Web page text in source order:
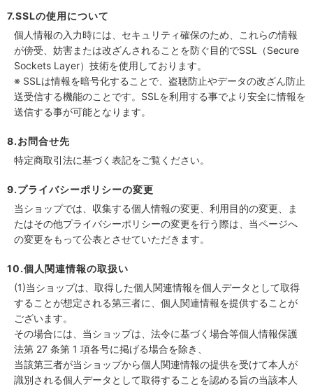
7.SSLの使用について
個人情報の入力時には、セキュリティ確保のため、これらの情報
が傍受、妨害または改ざんされることを防ぐ目的でSSL（Secure
Sockets Layer）技術を使用しております。
※ SSLは情報を暗号化することで、盗聴防止やデータの改ざん防止
送受信する機能のことです。SSLを利用する事でより安全に情報を
送信する事が可能となります。
8.お問合せ先
特定商取引法に基づく表記をご覧ください。
9.プライバシーポリシーの変更
当ショップでは、収集する個人情報の変更、利用目的の変更、ま
たはその他プライバシーポリシーの変更を行う際は、当ページへ
の変更をもって公表とさせていただきます。
10.個人関連情報の取扱い
(1)当ショップは、取得した個人関連情報を個人データとして取得
することが想定される第三者に、個人関連情報を提供することが
ございます。
その場合には、当ショップは、法令に基づく場合等個人情報保護
法第 27 条第 1 項各号に掲げる場合を除き、
当該第三者が当ショップから個人関連情報の提供を受けて本人が
識別される個人データとして取得することを認める旨の当該本人